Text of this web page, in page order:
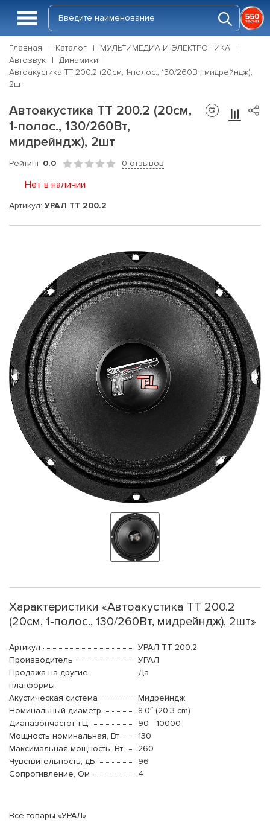
Главная Каталог
МУЛЬТИМЕДИА И ЭЛЕКТРОНИКА
Автозвук
Динамики
Автоакустика ТТ 200.2 (20см, 1-полос., 130/260Вт, мидрейндж),
2шт
Автоакустика ТТ 200.2 (20см,
1-полос., 130/260Вт,
мидрейндж), 2шт
Рейтинг 0.0 0 отзывов
Нет в наличии
Артикул: УРАЛ ТТ 200.2
Характеристики «Автоакустика ТТ 200.2
(20см, 1-полос., 130/260Вт, мидрейндж), 2шт»
Артикул
УРАЛ ТТ 200.2
Производитель
УРАЛ
Продажа на другие
платформы
Да
Акустическая система
Мидрейндж
Номинальный диаметр
8.0″ (20.3 cm)
Диапазончастот, гЦ
90—10000
Мощность номинальная, Вт
130
Максимальная мощность, Вт
260
Чувствительность, дБ
96
Сопротивление, Ом
4
Все товары «УРАЛ»